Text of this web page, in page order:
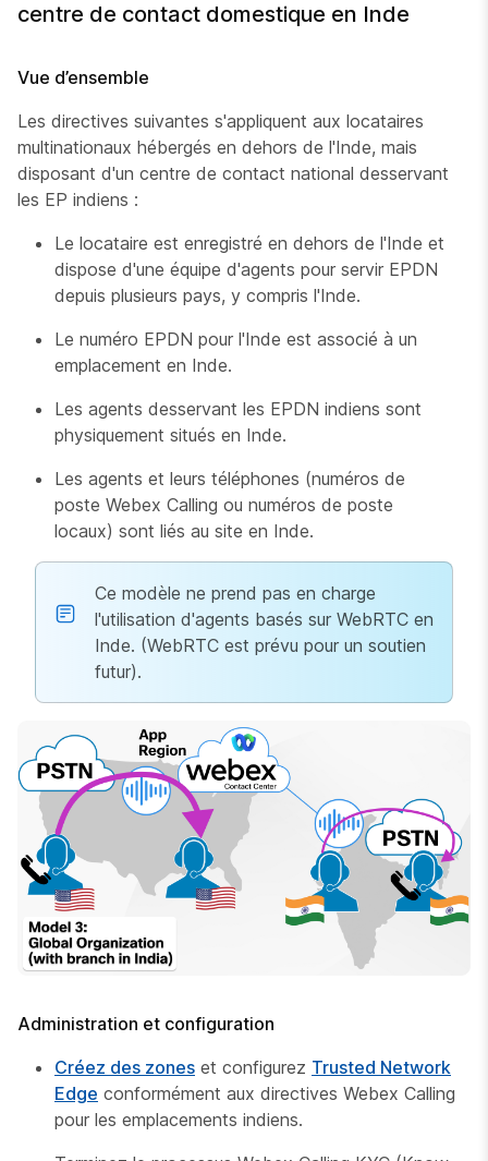
centre de contact domestique en Inde
Vue d’ensemble
Les directives suivantes s'appliquent aux locataires
multinationaux hébergés en dehors de l'Inde, mais
disposant d'un centre de contact national desservant
les EP indiens :
Le locataire est enregistré en dehors de l'Inde et
dispose d'une équipe d'agents pour servir EPDN
depuis plusieurs pays, y compris l'Inde.
Le numéro EPDN pour l'Inde est associé à un
emplacement en Inde.
Les agents desservant les EPDN indiens sont
physiquement situés en Inde.
Les agents et leurs téléphones (numéros de
poste Webex Calling ou numéros de poste
locaux) sont liés au site en Inde.
Ce modèle ne prend pas en charge
l'utilisation d'agents basés sur WebRTC en
Inde. (WebRTC est prévu pour un soutien
futur).
Administration et configuration
Créez des zones et configurez Trusted Network
Edge conformément aux directives Webex Calling
pour les emplacements indiens.